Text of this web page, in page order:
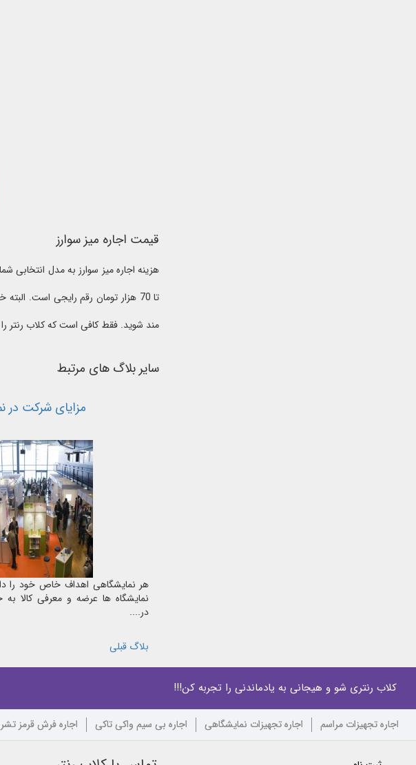
قیمت اجاره میز سوارز
تا 70 هزار تومان رقم رایجی است.
مند شوید. فقط کافی است که کلاب رنتر را
سایر بلاگ های مرتبط
مزایای شرکت در
هر نمایشگاهی اهداف خاص خود را
نمایشگاه ها عرضه و معرفی کالا به
در....
بلاگ قبلی
کلاب رنتری شو و هیجانی به یادماندنی را تجربه کن!!!
اجاره تجهیزات مراسم اجاره تجهیزات نمایشگاهی اجاره بی سیم واکی تاکی اجاره فرش قرمز